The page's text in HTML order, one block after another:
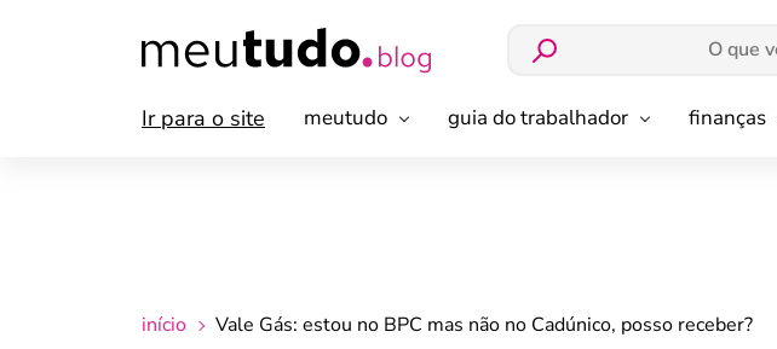
Ir para o site meutudo guia do trabalhador finanças
início Vale Gás: estou no BPC mas não no Cadúnico, posso receber?